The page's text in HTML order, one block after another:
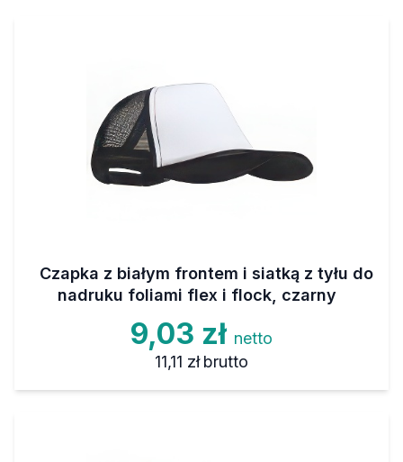
Czapka z białym frontem i siatką z tyłu do
nadruku foliami flex i flock, czarny
9,03 zł netto
11,11 zł brutto